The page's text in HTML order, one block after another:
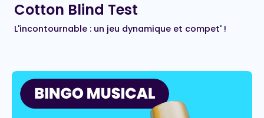
Cotton Blind Test
L'incontournable : un jeu dynamique et compet' !